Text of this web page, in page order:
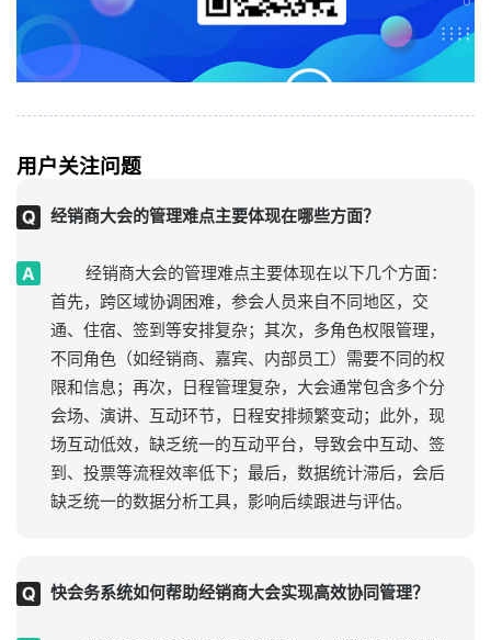
用户关注问题
经销商大会的管理难点主要体现在哪些方面？
经销商大会的管理难点主要体现在以下几个方面：
首先，跨区域协调困难，参会人员来自不同地区，交
通、住宿、签到等安排复杂；其次，多角色权限管理，
不同角色（如经销商、嘉宾、内部员工）需要不同的权
限和信息；再次，日程管理复杂，大会通常包含多个分
会场、演讲、互动环节，日程安排频繁变动；此外，现
场互动低效，缺乏统一的互动平台，导致会中互动、签
到、投票等流程效率低下；最后，数据统计滞后，会后
缺乏统一的数据分析工具，影响后续跟进与评估。
快会务系统如何帮助经销商大会实现高效协同管理？